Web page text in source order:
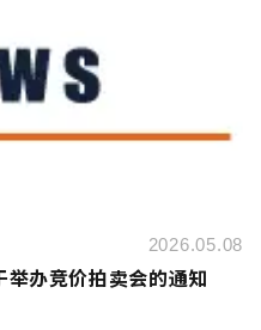
2026.05.08
举办竞价拍卖会的通知